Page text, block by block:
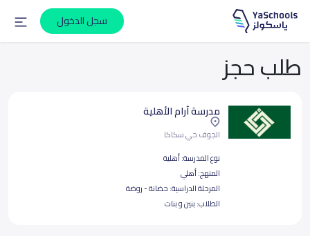
سجل الدخول
طلب حجز
مدرسة آرام الأهلية
الجوف حي سكاكا
نوع المدرسة:أهلية
المنهج:أهلي
المرحلة الدراسية: حضانة - روضة
الطلاب: بنين و بنات